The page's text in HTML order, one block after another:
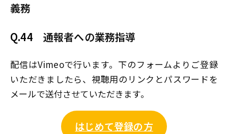
義務
Q.44 通報者への業務指導
配信はVimeoで行います。下のフォームよりご登録
いただきましたら、視聴用のリンクとパスワードを
メールで送付させていただきます。
はじめて登録の方